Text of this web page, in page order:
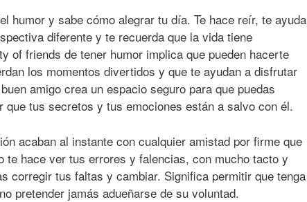
humor y sabe cómo alegrar tu día. Te hace reír, te ayuda
diferente y te recuerda que la vida tiene
of friends de tener humor implica que pueden hacerte
los momentos divertidos y que te ayudan a disfrutar
amigo crea un espacio seguro para que puedas
que tus secretos y tus emociones están a salvo con él.
acaban al instante con cualquier amistad por firme que
te hace ver tus errores y falencias, con mucho tacto y
corregir tus faltas y cambiar. Significa permitir que tenga
pretender jamás adueñarse de su voluntad.